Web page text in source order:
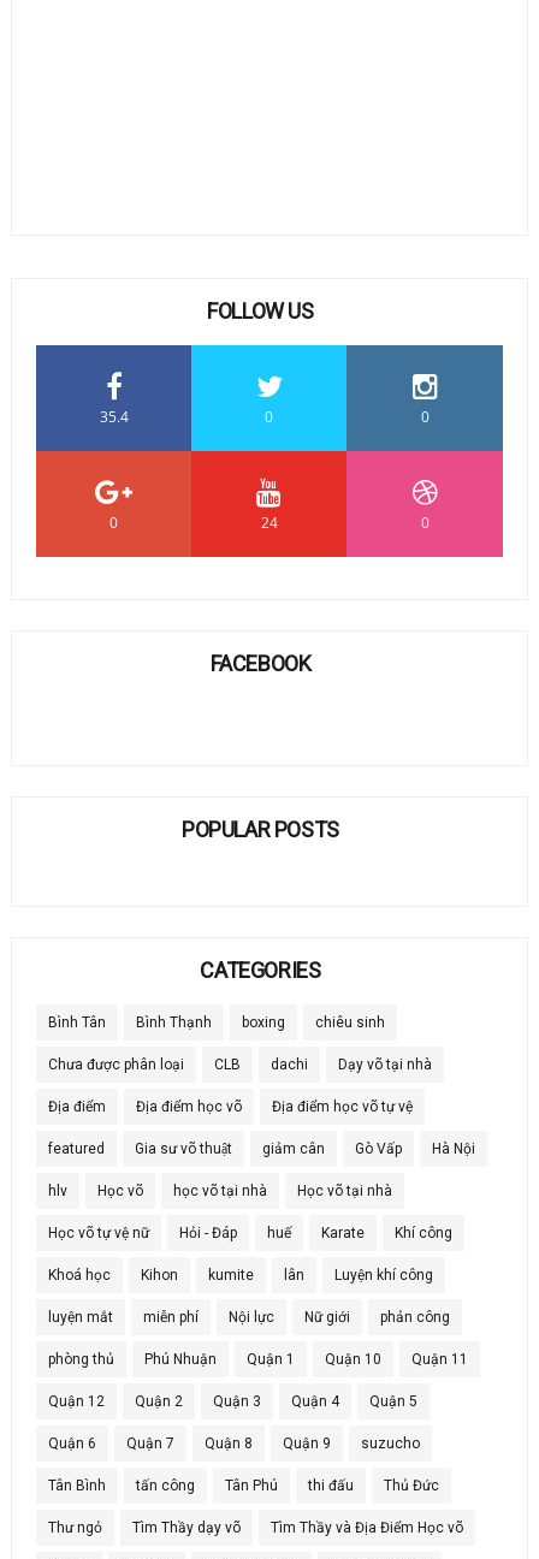
FOLLOW US
35.4 0 0
0 24 0
FACEBOOK
POPULAR POSTS
CATEGORIES
Bình Tân Bình Thạnh boxing chiêu sinh
Chưa được phân loại CLB dachi Dạy võ tại nhà
Địa điểm Địa điểm học võ Địa điểm học võ tự vệ
featured Gia sư võ thuật giảm cân Gò Vấp Hà Nội
hlv Học võ học võ tại nhà Học võ tại nhà
Học võ tự vệ nữ Hỏi - Đáp huế Karate Khí công
Khoá học Kihon kumite lân Luyện khí công
luyện mắt miễn phí Nội lực Nữ giới phản công
phòng thủ Phú Nhuận Quận 1 Quận 10 Quận 11
Quận 12 Quận 2 Quận 3 Quận 4 Quận 5
Quận 6 Quận 7 Quận 8 Quận 9 suzucho
Tân Bình tấn công Tân Phú thi đấu Thủ Đức
Thư ngỏ Tìm Thầy dạy võ Tìm Thầy và Địa Điểm Học võ